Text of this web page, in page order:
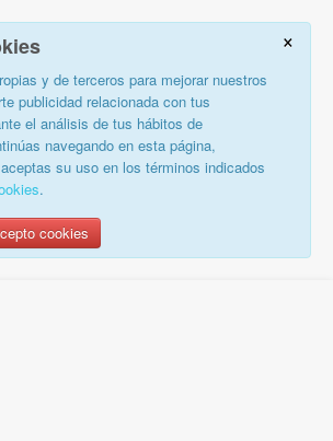
×
y de terceros para mejorar nuestros
publicidad relacionada con tus
el análisis de tus hábitos de
navegando en esta página,
su uso en los términos indicados
.
cookies